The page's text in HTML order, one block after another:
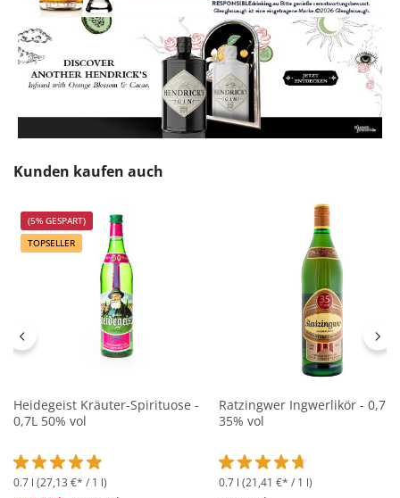
Produktgalerie überspringen
Kunden kaufen auch
(5% GESPART)
TOPSELLER
Heidegeist Kräuter-Spirituose -
0,7L 50% vol
Durchschnittliche Bewertung von 4.9 von 5 Sternen
0.7 l (27,13 €* / 1 l)
Ratzingwer Ingwerlikör - 0,7L
35% vol
Durchschnittliche
0.7 l (21,41 €* / 1 l)